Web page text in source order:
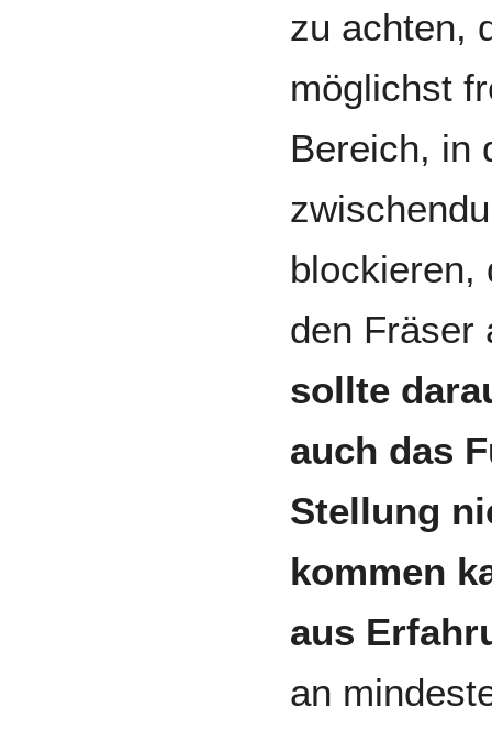
zu achten,
möglichst
Bereich, in
blockieren,
den Fräser
sollte
auch das
Stellung
kommen
aus
an